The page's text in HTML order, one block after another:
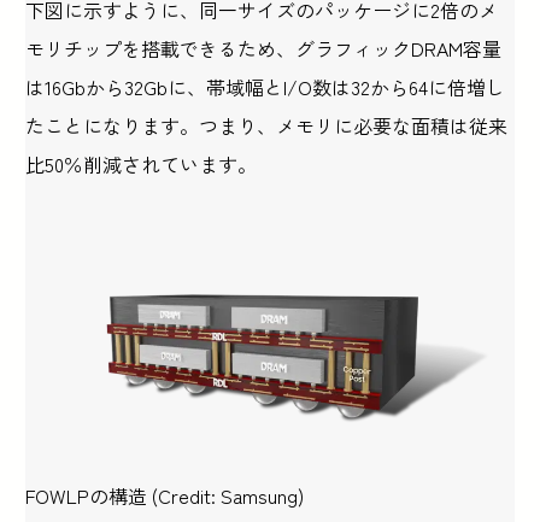
下図に示すように、同一サイズのパッケージに2倍のメ
モリチップを搭載できるため、グラフィックDRAM容量
は16Gbから32Gbに、帯域幅とI/O数は32から64に倍増し
たことになります。つまり、メモリに必要な面積は従来
比50％削減されています。
FOWLPの構造 (Credit: Samsung)